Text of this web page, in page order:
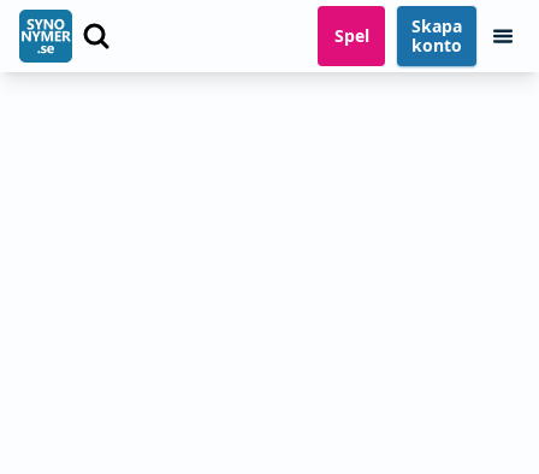
Spel
Skapa
konto